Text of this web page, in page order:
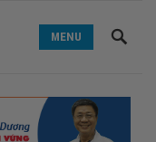
MENU